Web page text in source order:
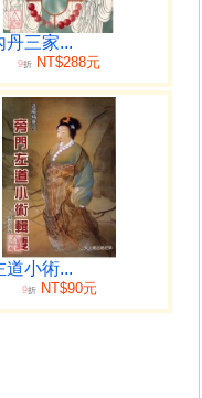
，而作「還原篇」行
．．．．．．．．．
宇
丹三家...
9折 NT$288元
道小術...
9折NT$90元